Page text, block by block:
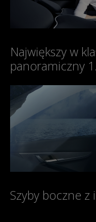
Największy w
panoramiczny
Szyby boczne z